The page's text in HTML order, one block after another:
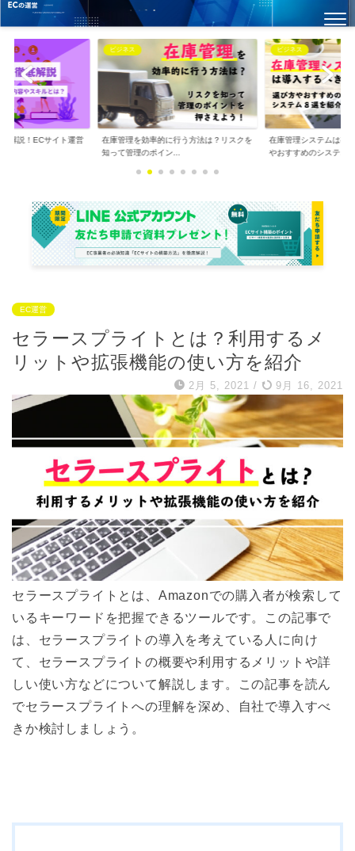
解説！ECサイト運営
ビジネス
在庫管理を効率的に行う方法は？リスクを
知って管理のポイン...
ビジネス
在庫管理システムは導
やおすすめのシステ...
EC運営
セラースプライトとは？利用するメ
リットや拡張機能の使い方を紹介
2月 5, 2021 / 9月 16, 2021
セラースプライトとは、Amazonでの購入者が検索して
いるキーワードを把握できるツールです。この記事で
は、セラースプライトの導入を考えている人に向け
て、セラースプライトの概要や利用するメリットや詳
しい使い方などについて解説します。この記事を読ん
でセラースプライトへの理解を深め、自社で導入すべ
きか検討しましょう。